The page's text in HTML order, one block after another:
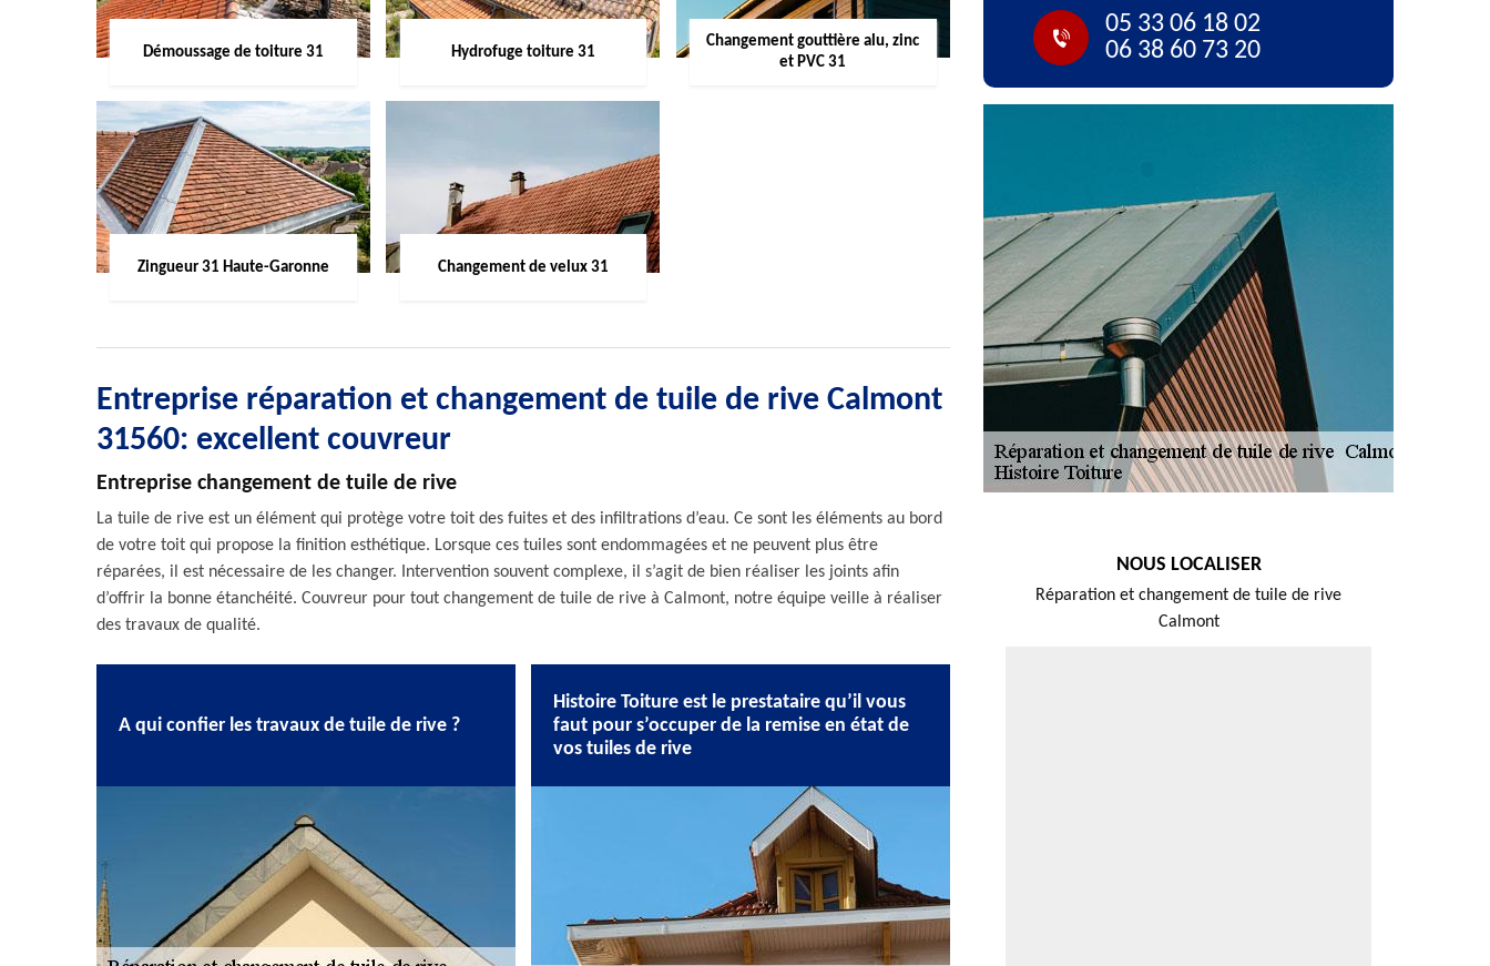
Démoussage de toiture 31 Hydrofuge toiture 31
Changement gouttière alu, zinc
et PVC 31
Zingueur 31 Haute-Garonne Changement de velux 31
Entreprise réparation et changement de tuile de rive Calmont
31560: excellent couvreur
Entreprise changement de tuile de rive
La tuile de rive est un élément qui protège votre toit des fuites et des infiltrations d’eau. Ce sont les éléments au bord
de votre toit qui propose la finition esthétique. Lorsque ces tuiles sont endommagées et ne peuvent plus être
réparées, il est nécessaire de les changer. Intervention souvent complexe, il s’agit de bien réaliser les joints afin
d’offrir la bonne étanchéité. Couvreur pour tout changement de tuile de rive à Calmont, notre équipe veille à réaliser
des travaux de qualité.
A qui confier les travaux de tuile de rive ?
Histoire Toiture est le prestataire qu’il vous
faut pour s’occuper de la remise en état de
vos tuiles de rive
05 33 06 18 02
06 38 60 73 20
NOUS LOCALISER
Réparation et changement de tuile de rive
Calmont